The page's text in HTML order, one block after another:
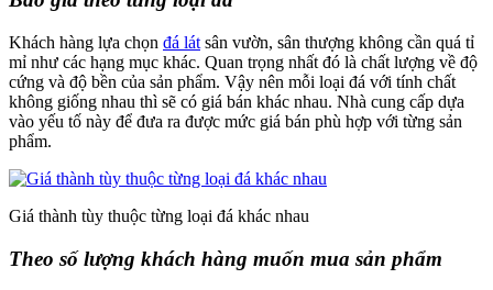
Khách hàng lựa chọn đá lát sân vườn, sân thượng không cần quá tỉ
mỉ như các hạng mục khác. Quan trọng nhất đó là chất lượng về độ
cứng và độ bền của sản phẩm. Vậy nên mỗi loại đá với tính chất
không giống nhau thì sẽ có giá bán khác nhau. Nhà cung cấp dựa
vào yếu tố này để đưa ra được mức giá bán phù hợp với từng sản
phẩm.
Giá thành tùy thuộc từng loại đá khác nhau
Theo số lượng khách hàng muốn mua sản phẩm